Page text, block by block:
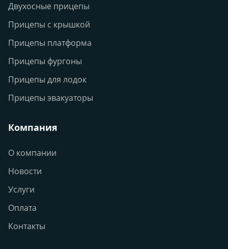
Двухосные прицепы
Прицепы с крышкой
Прицепы платформа
Прицепы фургоны
Прицепы для лодок
Прицепы эвакуаторы
Компания
О компании
Новости
Услуги
Оплата
Контакты